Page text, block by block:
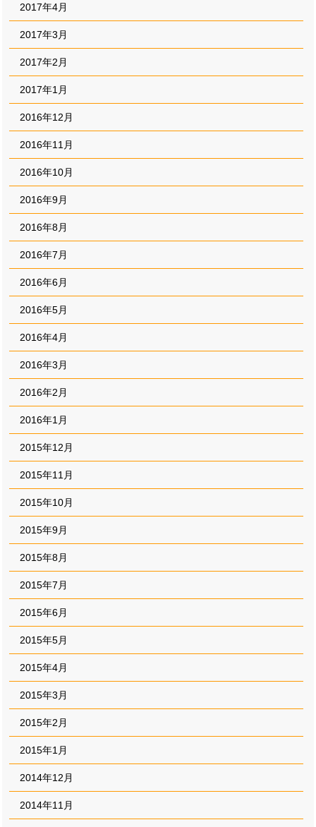
2017年4月
2017年3月
2017年2月
2017年1月
2016年12月
2016年11月
2016年10月
2016年9月
2016年8月
2016年7月
2016年6月
2016年5月
2016年4月
2016年3月
2016年2月
2016年1月
2015年12月
2015年11月
2015年10月
2015年9月
2015年8月
2015年7月
2015年6月
2015年5月
2015年4月
2015年3月
2015年2月
2015年1月
2014年12月
2014年11月